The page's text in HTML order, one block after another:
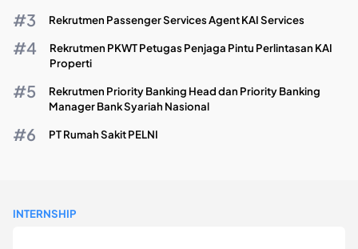
Rekrutmen Passenger Services Agent KAI Services
Rekrutmen PKWT Petugas Penjaga Pintu Perlintasan KAI
Properti
Rekrutmen Priority Banking Head dan Priority Banking
Manager Bank Syariah Nasional
PT Rumah Sakit PELNI
INTERNSHIP